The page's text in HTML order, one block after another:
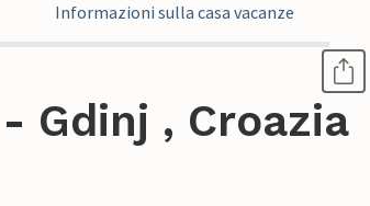
Informazioni sulla casa vacanze
Gdinj , Croazia